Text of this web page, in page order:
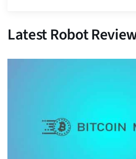
Latest Robot